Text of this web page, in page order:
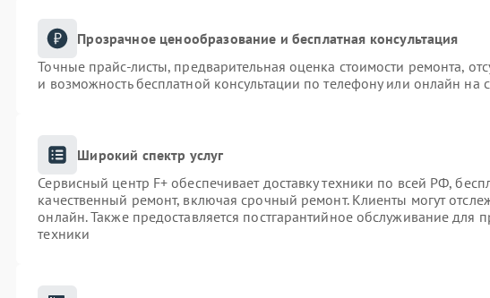
Прозрачное ценообразование и бесплатная консультация
Точные прайс-листы, предварительная оценка стоимости ремонта,
и возможность бесплатной консультации по телефону или онлайн на
Широкий спектр услуг
Сервисный центр F+ обеспечивает доставку техники по всей РФ,
качественный ремонт, включая срочный ремонт. Клиенты могут
онлайн. Также предоставляется постгарантийное обслуживание для
техники